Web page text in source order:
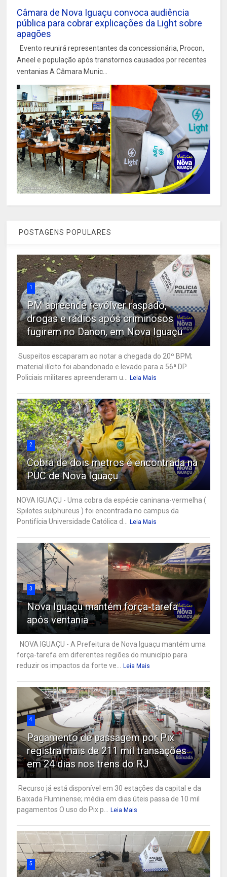
Câmara de Nova Iguaçu convoca audiência
pública para cobrar explicações da Light sobre
apagões
Evento reunirá representantes da concessionária, Procon,
Aneel e população após transtornos causados por recentes
ventanias A Câmara Munic...
POSTAGENS POPULARES
1
PM apreende revólver raspado,
drogas e rádios após criminosos
fugirem no Danon, em Nova Iguaçu
Suspeitos escaparam ao notar a chegada do 20º BPM;
material ilícito foi abandonado e levado para a 56ª DP
Policiais militares apreenderam u...
Leia Mais
2
Cobra de dois metros é encontrada na
PUC de Nova Iguaçu
NOVA IGUAÇU - Uma cobra da espécie caninana-vermelha (
Spilotes sulphureus ) foi encontrada no campus da
Pontifícia Universidade Católica d...
Leia Mais
3
Nova Iguaçu mantém força-tarefa
após ventania
NOVA IGUAÇU - A Prefeitura de Nova Iguaçu mantém uma
força-tarefa em diferentes regiões do município para
reduzir os impactos da forte ve...
Leia Mais
4
Pagamento de passagem por Pix
registra mais de 211 mil transações
em 24 dias nos trens do RJ
Recurso já está disponível em 30 estações da capital e da
Baixada Fluminense; média em dias úteis passa de 10 mil
pagamentos O uso do Pix p...
Leia Mais
5